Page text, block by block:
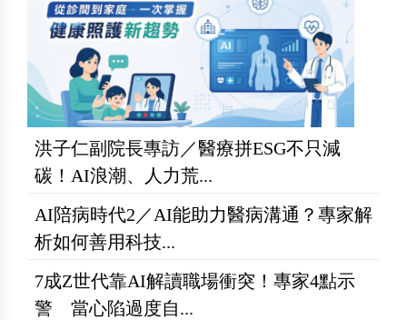
洪子仁副院長專訪／醫療拼ESG不只減
碳！AI浪潮、人力荒...
AI陪病時代2／AI能助力醫病溝通？專家解
析如何善用科技...
7成Z世代靠AI解讀職場衝突！專家4點示
警 當心陷過度自...